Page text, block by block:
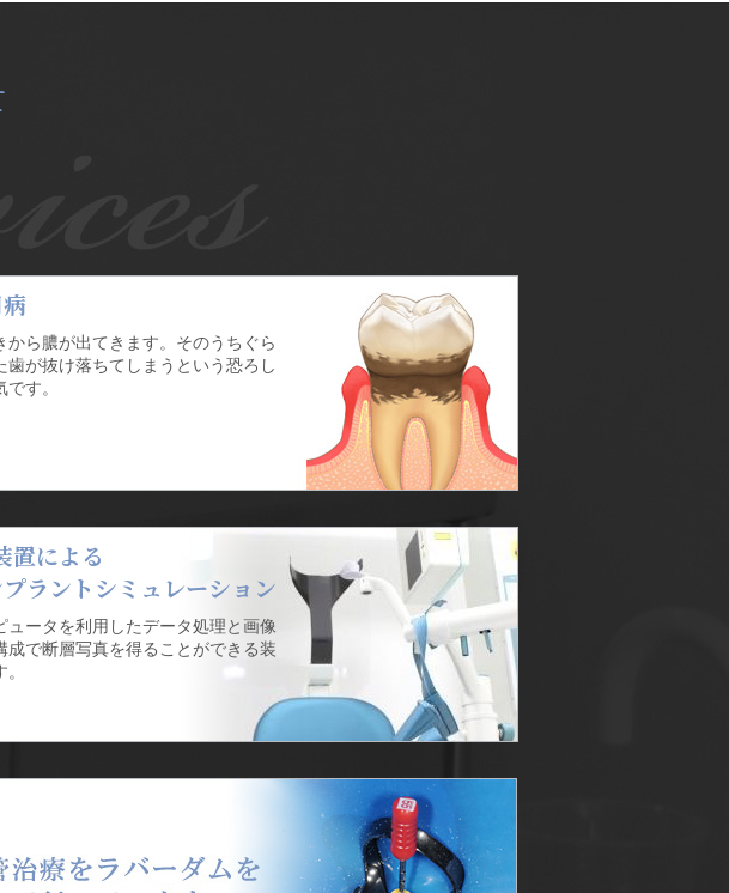
から膿が出てきます。そのうちぐら
歯が抜け落ちてしまうという恐ろし
です。
置による
ラントシミュレーション
ュータを利用したデータ処理と画像
成で断層写真を得ることができる装